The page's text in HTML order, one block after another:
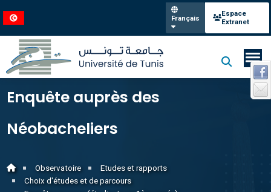
Français
Espace
Extranet
Enquête auprès des
Néobacheliers
Observatoire
Etudes et rapports
Choix d'études et de parcours